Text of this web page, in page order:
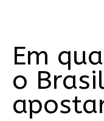
Em
o